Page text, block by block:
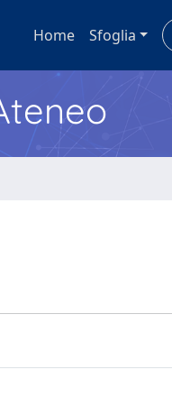
Home Sfoglia